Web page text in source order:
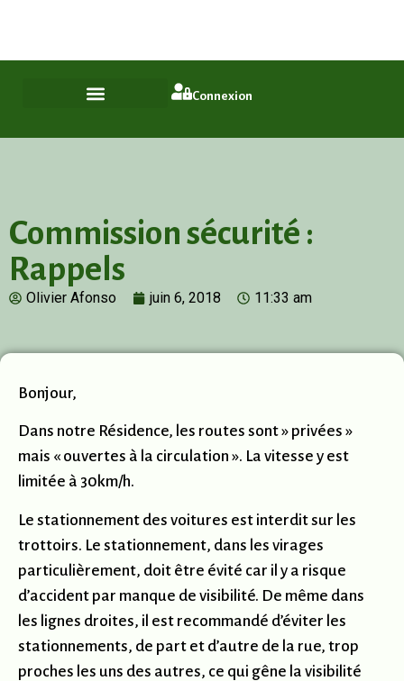
Connexion
Commission sécurité :
Rappels
Olivier Afonso juin 6, 2018 11:33 am
Bonjour,
Dans notre Résidence, les routes sont » privées »
mais « ouvertes à la circulation ». La vitesse y est
limitée à 30km/h.
Le stationnement des voitures est interdit sur les
trottoirs. Le stationnement, dans les virages
particulièrement, doit être évité car il y a risque
d’accident par manque de visibilité. De même dans
les lignes droites, il est recommandé d’éviter les
stationnements, de part et d’autre de la rue, trop
proches les uns des autres, ce qui gêne la visibilité